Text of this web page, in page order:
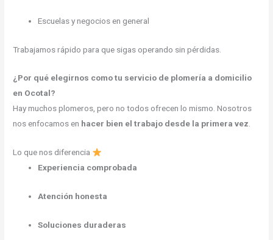
Escuelas y negocios en general
Trabajamos rápido para que sigas operando sin pérdidas.
¿Por qué elegirnos como tu servicio de plomería a domicilio
en Ocotal?
Hay muchos plomeros, pero no todos ofrecen lo mismo. Nosotros
nos enfocamos en hacer bien el trabajo desde la primera vez.
Lo que nos diferencia
Experiencia comprobada
Atención honesta
Soluciones duraderas